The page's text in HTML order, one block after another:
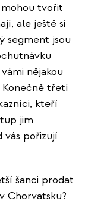
tvořit
ale ještě si
segment jsou
nějakou
Konečně třetí
kteří
jim
vás pořizují
šanci prodat
Chorvatsku?